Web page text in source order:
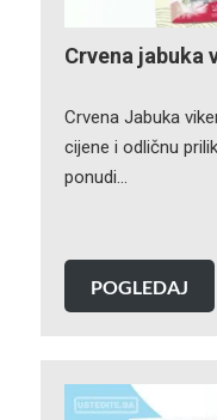
Crvena jabuka
Crvena Jabuka
cijene i odličnu
ponudi…
POGLEDAJ